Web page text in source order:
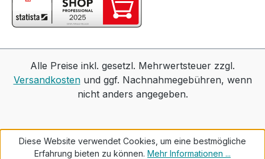
Alle Preise inkl. gesetzl. Mehrwertsteuer zzgl.
Versandkostenund ggf. Nachnahmegebühren, wenn
nicht anders angegeben.
Diese Website verwendet Cookies, um eine bestmögliche
Erfahrung bieten zu können. Mehr Informationen ...